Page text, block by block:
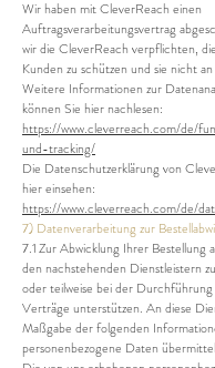
Wir haben mit CleverReach einen
Auftragsverarbeitungsvertrag
wir die CleverReach verpflichten,
Kunden zu schützen und sie nicht
Weitere Informationen zur
können Sie hier nachlesen:
https://www.cleverreach.com/de/
und-tracking/
Die Datenschutzerklärung von
hier einsehen:
https://www.cleverreach.com/de/
7) Datenverarbeitung zur
7.1 Zur Abwicklung Ihrer Bestellung
den nachstehenden Dienstleistern
oder teilweise bei der Durchführung
Verträge unterstützen. An diese
Maßgabe der folgenden
personenbezogene Daten